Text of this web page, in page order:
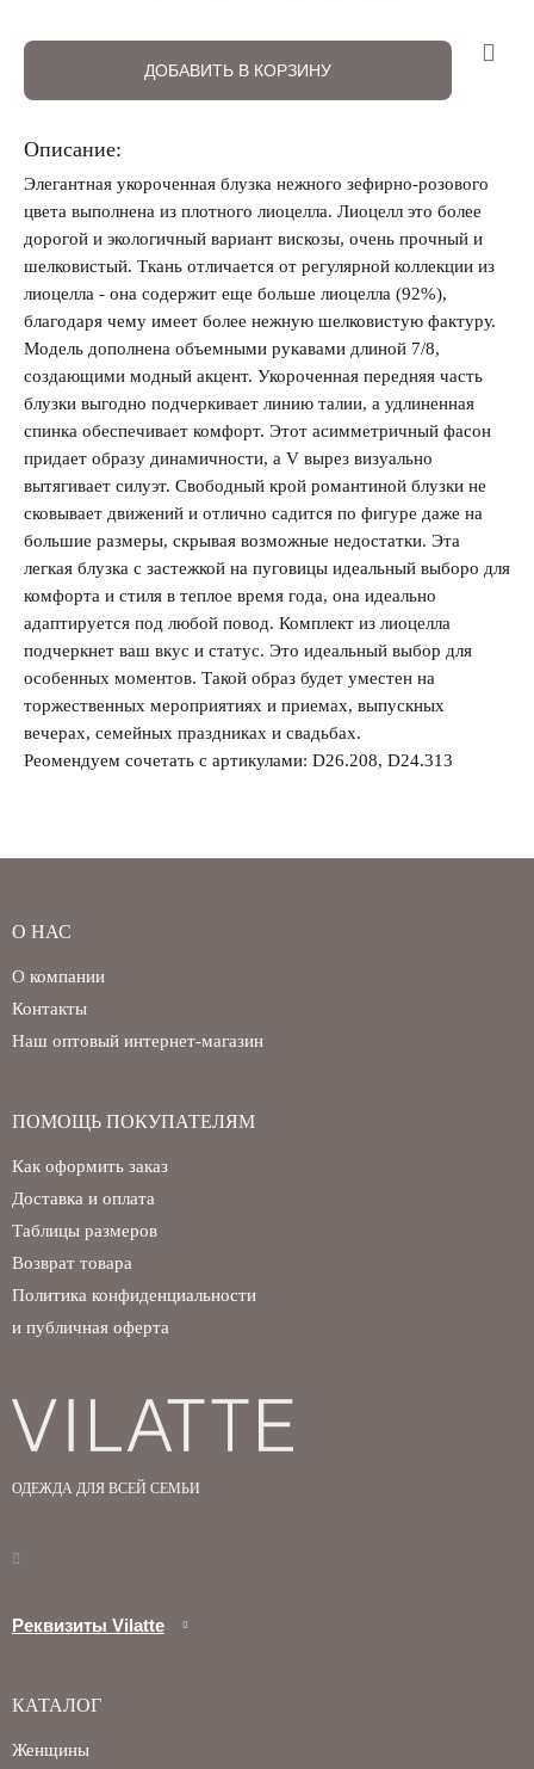
Запомнить меня на этом компьютере
Забыли свой пароль?
ДОБАВИТЬ В КОРЗИНУ
Описание:
Элегантная укороченная блузка нежного зефирно-розового
цвета выполнена из плотного лиоцелла. Лиоцелл это более
дорогой и экологичный вариант вискозы, очень прочный и
шелковистый. Ткань отличается от регулярной коллекции из
лиоцелла - она содержит еще больше лиоцелла (92%),
благодаря чему имеет более нежную шелковистую фактуру.
Модель дополнена объемными рукавами длиной 7/8,
создающими модный акцент. Укороченная передняя часть
блузки выгодно подчеркивает линию талии, а удлиненная
спинка обеспечивает комфорт. Этот асимметричный фасон
придает образу динамичности, а V вырез визуально
вытягивает силуэт. Свободный крой романтиной блузки не
сковывает движений и отлично садится по фигуре даже на
большие размеры, скрывая возможные недостатки. Эта
легкая блузка с застежкой на пуговицы идеальный выборо для
комфорта и стиля в теплое время года, она идеально
адаптируется под любой повод. Комплект из лиоцелла
подчеркнет ваш вкус и статус. Это идеальный выбор для
особенных моментов. Такой образ будет уместен на
торжественных мероприятиях и приемах, выпускных
вечерах, семейных праздниках и свадьбах.
Реомендуем сочетать с артикулами: D26.208, D24.313
ОДЕЖДА ДЛЯ ВСЕЙ СЕМЬИ
Реквизиты Vilatte
О НАС
О компании
Контакты
Наш оптовый интернет-магазин
ПОМОЩЬ ПОКУПАТЕЛЯМ
Как оформить заказ
Доставка и оплата
Таблицы размеров
Возврат товара
Политика конфиденциальности
и публичная оферта
КАТАЛОГ
Женщины